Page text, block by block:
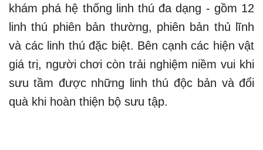
khám phá hệ thống linh thú đa dạng - gồm 12
linh thú phiên bản thường, phiên bản thủ lĩnh
và các linh thú đặc biệt. Bên cạnh các hiện vật
giá trị, người chơi còn trải nghiệm niềm vui khi
sưu tầm được những linh thú độc bản và đổi
quà khi hoàn thiện bộ sưu tập.